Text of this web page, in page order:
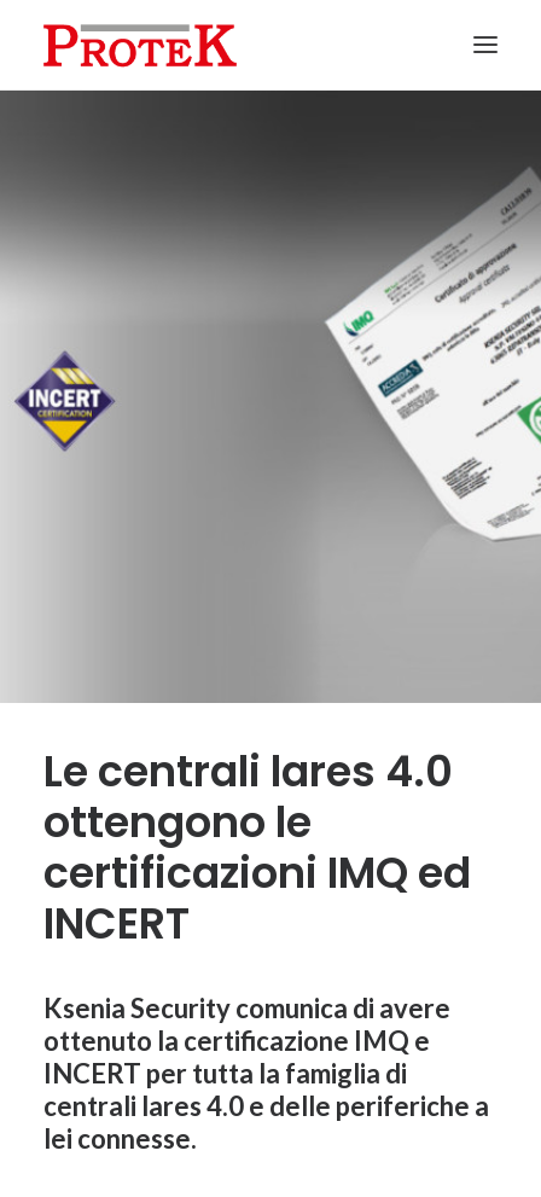
PREVENTIVI
ASSISTENZA
Le centrali lares 4.0
ottengono le
certificazioni IMQ ed
INCERT
Ksenia Security comunica di avere
ottenuto la certificazione IMQ e
INCERT per tutta la famiglia di
centrali lares 4.0e delle periferiche a
lei connesse.